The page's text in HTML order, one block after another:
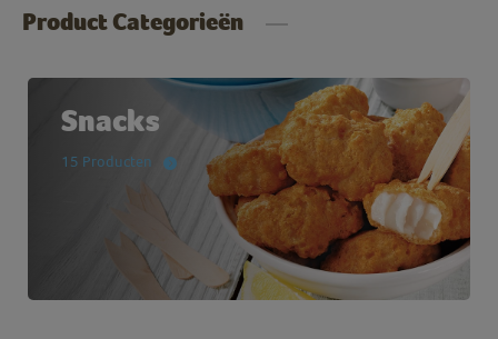
Product Categorieën
Snacks
15 Producten